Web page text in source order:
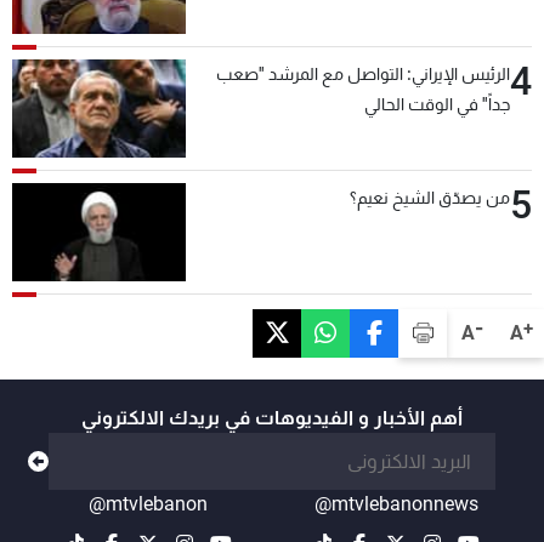
A+
A-
4الرئيس الإيراني: التواصل مع المرشد "صعب
جداً" في الوقت الحالي
5من يصدّق الشيخ نعيم؟
أهم الأخبار و الفيديوهات في بريدك الالكتروني
@mtvlebanonnews
@mtvlebanon